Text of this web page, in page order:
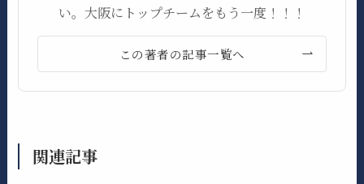
い。大阪にトップチームをもう一度！！！
この著者の記事一覧へ
関連記事